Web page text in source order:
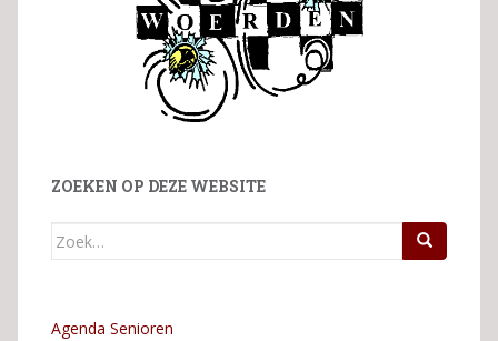
ZOEKEN OP DEZE WEBSITE
Zoek
Agenda Senioren